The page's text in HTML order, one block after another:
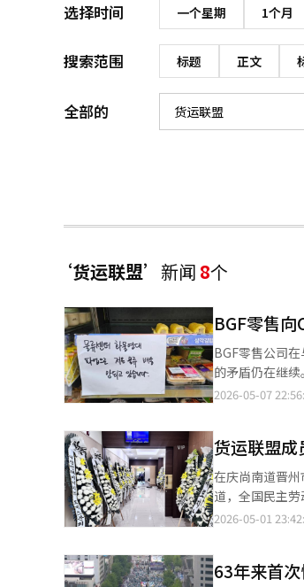
选择时间 一个星期 1个月
搜索范围 标题 正文
全部的
‘货运联盟’ 新闻 8个
BGF零售
BGF零售公司
的矛盾仍在继
是在BGF物流
偿则涵盖了同
元，店铺慰问
亿韩元。BGF
CU店主协会于
得到满足，将提
2026-05-07
货运联盟成
在庆尚南道晋
道，全国民主
定假日，也是
主烈士墓地。※
2026-05-01
63年来首